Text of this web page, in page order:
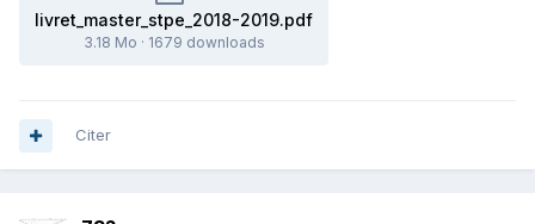
livret_master_stpe_2018-2019.pdf
3.18 Mo · 1679 downloads
Citer